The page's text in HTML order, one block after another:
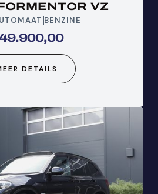
VZ
BENZINE
DETAILS
KLIK HIER